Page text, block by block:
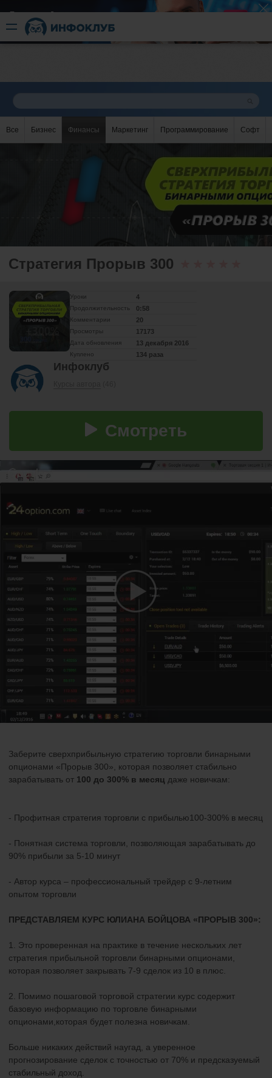
Быстрый разгон
​в короткие сроки
Все Бизнес Финансы Маркетинг Программирование Софт
Стратегия Прорыв 300
Уроки 4
Продолжительность 0:58
Комментарии 20
Просмотры 17173
Дата обновления 13 декабря 2016
Куплено 134 раза
Инфоклуб
Смотреть
Заберите сверхприбыльную стратегию торговли бинарными
опционами «Прорыв 300», которая позволяет стабильно
зарабатывать от 100 до 300% в месяц даже новичкам:
- Профитная стратегия торговли с прибылью100-300% в месяц
- Понятная система торговли, позволяющая зарабатывать до
90% прибыли за 5-10 минут
- Автор курса – профессиональный трейдер с 9-летним
опытом торговли
ПРЕДСТАВЛЯЕМ КУРС ЮЛИАНА БОЙЦОВА «ПРОРЫВ 300»:
1. Это проверенная на практике в течение нескольких лет
стратегия прибыльной торговли бинарными опционами,
которая позволяет закрывать 7-9 сделок из 10 в плюс.
2. Помимо пошаговой торговой стратегии курс содержит
базовую информацию по торговле бинарными
опционами,которая будет полезна новичкам.
Больше никаких действий наугад, а уверенное
прогнозирование сделок с точностью от 70% и предсказуемый
стабильный доход.